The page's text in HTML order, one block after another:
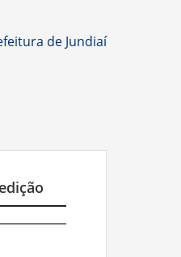
de Jundiaí